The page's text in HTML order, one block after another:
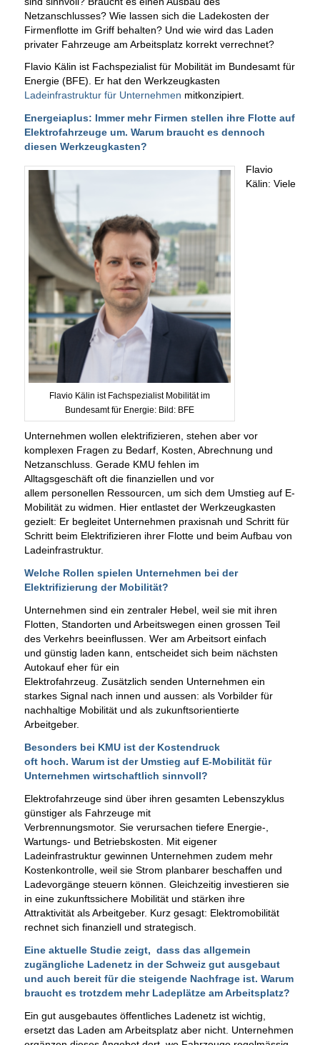
Netzanschlusses? Wie lassen sich die Ladekosten der
Firmenflotte im Griff behalten? Und wie wird das Laden
privater Fahrzeuge am Arbeitsplatz korrekt verrechnet?
Flavio Kälin ist Fachspezialist für Mobilität im Bundesamt für
Energie (BFE). Er hat den Werkzeugkasten
Ladeinfrastruktur für Unternehmen mitkonzipiert.
Energeiaplus: Immer mehr Firmen stellen ihre Flotte auf
Elektrofahrzeuge um. Warum braucht es dennoch
diesen Werkzeugkasten?
Flavio Kälin ist Fachspezialist Mobilität im
Bundesamt für Energie: Bild: BFE
Flavio
Kälin: Viele
Unternehmen wollen elektrifizieren, stehen aber vor
komplexen Fragen zu Bedarf, Kosten, Abrechnung und
Netzanschluss. Gerade KMU fehlen im
Alltagsgeschäft oft die finanziellen und vor
allem personellen Ressourcen, um sich dem Umstieg auf E-
Mobilität zu widmen. Hier entlastet der Werkzeugkasten
gezielt: Er begleitet Unternehmen praxisnah und Schritt für
Schritt beim Elektrifizieren ihrer Flotte und beim Aufbau von
Ladeinfrastruktur.
Welche Rollen spielen Unternehmen bei der
Elektrifizierung der Mobilität?
Unternehmen sind ein zentraler Hebel, weil sie mit ihren
Flotten, Standorten und Arbeitswegen einen grossen Teil
des Verkehrs beeinflussen. Wer am Arbeitsort einfach
und günstig laden kann, entscheidet sich beim nächsten
Autokauf eher für ein
Elektrofahrzeug. Zusätzlich senden Unternehmen ein
starkes Signal nach innen und aussen: als Vorbilder für
nachhaltige Mobilität und als zukunftsorientierte
Arbeitgeber.
Besonders bei KMU ist der Kostendruck
oft hoch. Warum ist der Umstieg auf E-Mobilität für
Unternehmen wirtschaftlich sinnvoll?
Elektrofahrzeuge sind über ihren gesamten Lebenszyklus
günstiger als Fahrzeuge mit
Verbrennungsmotor. Sie verursachen tiefere Energie-,
Wartungs- und Betriebskosten. Mit eigener
Ladeinfrastruktur gewinnen Unternehmen zudem mehr
Kostenkontrolle, weil sie Strom planbarer beschaffen und
Ladevorgänge steuern können. Gleichzeitig investieren sie
in eine zukunftssichere Mobilität und stärken ihre
Attraktivität als Arbeitgeber. Kurz gesagt: Elektromobilität
rechnet sich finanziell und strategisch.
Eine aktuelle Studie zeigt, dass das allgemein
zugängliche Ladenetz in der Schweiz gut ausgebaut
und auch bereit für die steigende Nachfrage ist. Warum
braucht es trotzdem mehr Ladeplätze am Arbeitsplatz?
Ein gut ausgebautes öffentliches Ladenetz ist wichtig,
ersetzt das Laden am Arbeitsplatz aber nicht. Unternehmen